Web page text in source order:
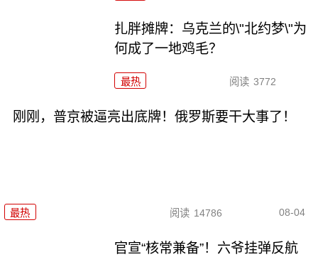
扎胖摊牌：乌克兰的\"北约梦\"为
何成了一地鸡毛？
最热 阅读 3772
刚刚，普京被逼亮出底牌！俄罗斯要干大事了！
最热 阅读 14786 08-04
官宣“核常兼备”！六爷挂弹反航